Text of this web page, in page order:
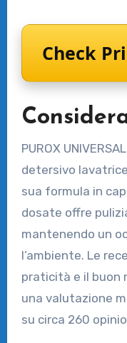
Check
PUROX
detersivo
sua formula in
dosate offre
mantenendo un
l’ambiente. Le
praticità e il buon
una valutazione
su circa 260